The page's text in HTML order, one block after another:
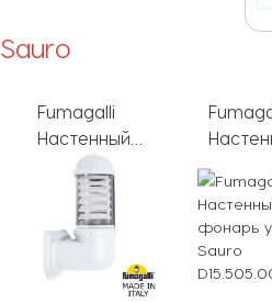
Sauro
Fumagalli
Настенный
фонарь
уличный Sauro
D15.505.000.WXF1R.FRA
фонарь